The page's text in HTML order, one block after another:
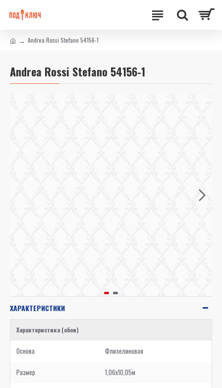
Andrea Rossi Stefano 54156-1
Andrea Rossi Stefano 54156-1
ХАРАКТЕРИСТИКИ
Характеристика (обои)
Основа Флизелиновая
Размер 1,06x10,05м